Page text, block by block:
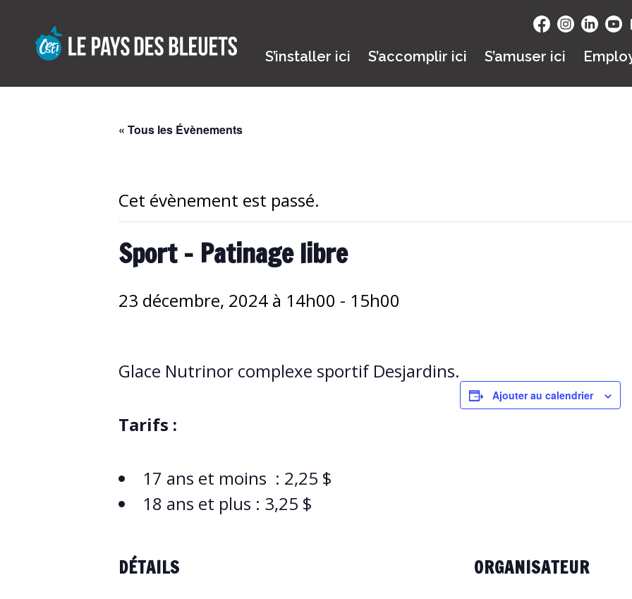
content
S’installer ici
S’accomplir ici S’amuser ici
« Tous les Évènements
Cet évènement est passé.
Sport – Patinage libre
23 décembre, 2024 à 14h00 - 15h00
Glace Nutrinor complexe sportif Desjardins.
Tarifs :
17 ans et moins : 2,25 $
18 ans et plus : 3,25 $
Ajouter au calendrier
DÉTAILS ORGANISATEUR